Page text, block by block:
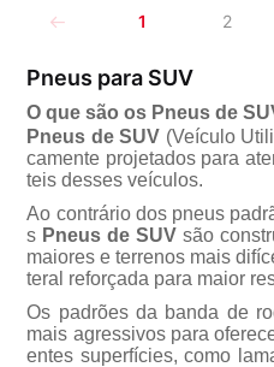
1 2
Pneus para SUV
O que são os Pneus de
Pneus de SUV (Veículo
camente projetados para
teis desses veículos.
Ao contrário dos pneus
s Pneus de SUVsão
maiores e terrenos mais
teral reforçada para maior
Os padrões da banda de
mais agressivos para
entes superfícies, como